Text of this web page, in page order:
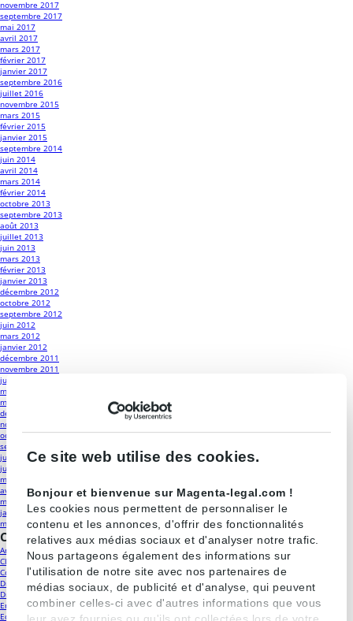
Ce site web utilise des cookies.
Bonjour et bienvenue sur Magenta-legal.com !
Les cookies nous permettent de personnaliser le
contenu et les annonces, d'offrir des fonctionnalités
relatives aux médias sociaux et d'analyser notre trafic.
Nous partageons également des informations sur
l'utilisation de notre site avec nos partenaires de
médias sociaux, de publicité et d'analyse, qui peuvent
combiner celles-ci avec d'autres informations que vous
leur avez fournies ou qu'ils ont collectées lors de votre
novembre 2017
septembre 2017
mai 2017
avril 2017
mars 2017
février 2017
janvier 2017
septembre 2016
juillet 2016
novembre 2015
mars 2015
février 2015
janvier 2015
septembre 2014
juin 2014
avril 2014
mars 2014
février 2014
octobre 2013
septembre 2013
août 2013
juillet 2013
juin 2013
mars 2013
février 2013
janvier 2013
décembre 2012
octobre 2012
septembre 2012
juin 2012
mars 2012
janvier 2012
décembre 2011
novembre 2011
juin 2011
mai 2011
mars 2011
décembre 2010
novembre 2010
octobre 2010
septembre 2010
juillet 2010
juin 2010
mai 2010
avril 2010
mars 2010
janvier 2010
mars 2009
Catégories
Antitrust(18)
Classements(19)
Contrôle des concentrations(25)
Droit de la distribution et contrats commerciaux(23)
Droit public (13)
Energie(12)
Equipe
(18)